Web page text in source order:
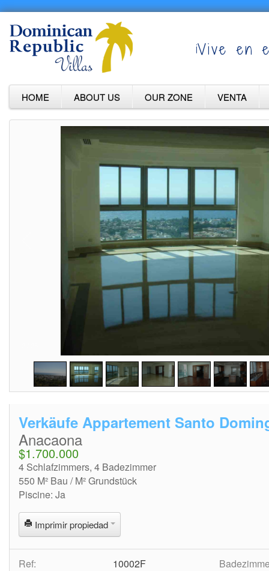
¡Vive en
HOME ABOUT US OUR ZONE VENTA
Verkäufe Appartement Santo
Anacaona
$1.700.000
4 Schlafzimmers, 4 Badezimmer
550 M² Bau / M² Grundstück
Piscine: Ja
Imprimir propiedad
Ref: 10002F